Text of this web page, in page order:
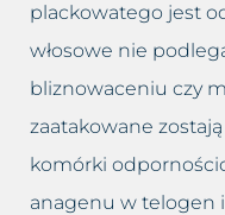
plackowatego jest
włosowe nie
bliznowaceniu czy
zaatakowane
komórki
anagenu w telogen